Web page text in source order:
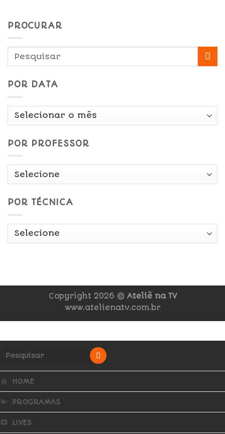
PROCURAR
POR DATA
Por
POR PROFESSOR
POR TÉCNICA
Copyright 2026 © Ateliê na TV
www.atelienatv.com.br
HOME
PROGRAMAS
LIVES